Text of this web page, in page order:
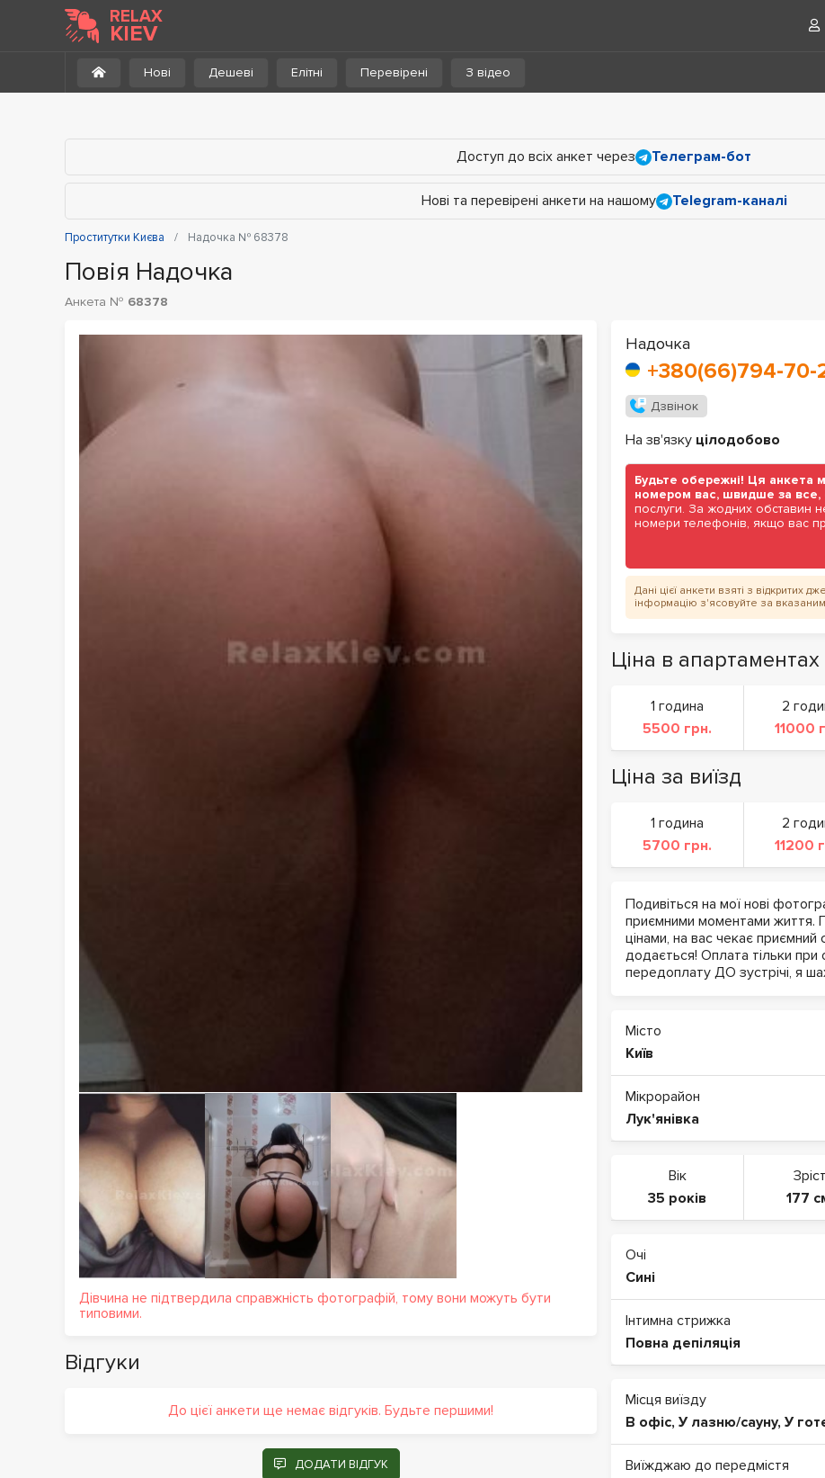
RELAX
KIEV
Нові Дешеві Елітні Перевірені З відео
Доступ до всіх анкет через Телеграм-бот
Нові та перевірені анкети на нашому Telegram-каналі
Проститутки Києва Надочка № 68378
Повія Надочка
Анкета № 68378
Надочка
+380(66)794-70-
Дзвінок
На зв'язку цілодобово
Будьте обережні! Ця анкета
номером вас, швидше за все,
послуги. За жодних обставин
номери телефонів, якщо вас
Дані цієї анкети взяті з відкритих
інформацію з'ясовуйте за
Дівчина не підтвердила справжність фотографій, тому вони можуть бути
типовими.
Ціна в апартаментах
1 година
5500 грн.
2
11000
Ціна за виїзд
1 година
5700 грн.
2
11200
Подивіться на мої нові
приємними моментами життя.
цінами, на вас чекає
додається! Оплата тільки при
передоплату ДО зустрічі, я
Місто
Київ
Мікрорайон
Лук'янівка
Вік
35 років
Зріст
177
Очі
Сині
Інтимна стрижка
Повна депіляція
Місця виїзду
В офіс, У лазню/сауну, У
Виїжджаю до передмістя
Відгуки
До цієї анкети ще немає відгуків. Будьте першими!
ДОДАТИ ВІДГУК